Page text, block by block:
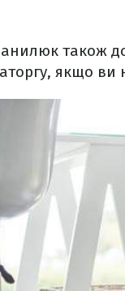
також
якщо ви